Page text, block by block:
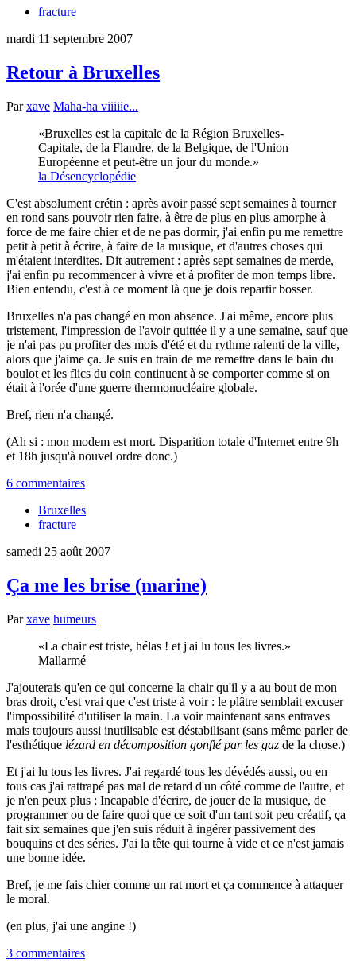
fracture
mardi 11 septembre 2007
Retour à Bruxelles
Parxave Maha-ha viiiiie...
Bruxelles est la capitale de la Région Bruxelles-
Capitale, de la Flandre, de la Belgique, de l'Union
Européenne et peut-être un jour du monde.
la Désencyclopédie
C'est absolument crétin : après avoir passé sept semaines à tourner
en rond sans pouvoir rien faire, à être de plus en plus amorphe à
force de me faire chier et de ne pas dormir, j'ai enfin pu me remettre
petit à petit à écrire, à faire de la musique, et d'autres choses qui
m'étaient interdites. Dit autrement : après sept semaines de merde,
j'ai enfin pu recommencer à vivre et à profiter de mon temps libre.
Bien entendu, c'est à ce moment là que je dois repartir bosser.
Bruxelles n'a pas changé en mon absence. J'ai même, encore plus
tristement, l'impression de l'avoir quittée il y a une semaine, sauf que
je n'ai pas pu profiter des mois d'été et du rythme ralenti de la ville,
alors que j'aime ça. Je suis en train de me remettre dans le bain du
boulot et les flics du coin continuent à se comporter comme si on
était à l'orée d'une guerre thermonucléaire globale.
Bref, rien n'a changé.
(Ah si : mon modem est mort. Disparition totale d'Internet entre 9h
et 18h jusqu'à nouvel ordre donc.)
6 commentaires
Bruxelles
fracture
samedi 25 août 2007
Ça me les brise (marine)
Parxave humeurs
La chair est triste, hélas ! et j'ai lu tous les livres.
Mallarmé
J'ajouterais qu'en ce qui concerne la chair qu'il y a au bout de mon
bras droit, c'est vrai que c'est triste à voir : le plâtre semblait excuser
l'impossibilité d'utiliser la main. La voir maintenant sans entraves
mais toujours aussi inutilisable est déstabilisant (sans même parler de
l'esthétique lézard en décomposition gonflé par les gaz de la chose.)
Et j'ai lu tous les livres. J'ai regardé tous les dévédés aussi, ou en
tous cas j'ai rattrapé pas mal de retard d'un côté comme de l'autre, et
je n'en peux plus : Incapable d'écrire, de jouer de la musique, de
programmer ou de faire quoi que ce soit d'un tant soit peu créatif, ça
fait six semaines que j'en suis réduit à ingérer passivement des
bouquins et des séries. J'ai la tête qui tourne à vide et ce n'est jamais
une bonne idée.
Bref, je me fais chier comme un rat mort et ça commence à attaquer
le moral.
(en plus, j'ai une angine !)
3 commentaires